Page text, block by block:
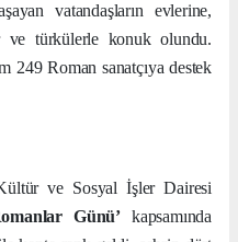
vatandaşların evlerine,
ve türkülerle konuk olundu.
249 Roman sanatçıya destek
ve Sosyal İşler Dairesi
Günü’ kapsamında